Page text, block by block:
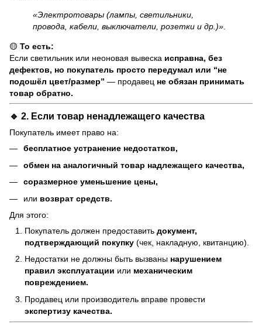
«Электротовары (лампы, светильники,
провода, кабели, выключатели, розетки и др.)»
🟡 То есть:
Если светильник или неоновая вывеска исправна, без
дефектов, но покупатель просто передумал или “не
подошёл цвет/размер” — продавец не обязан принимать
товар обратно.
🔹 2. Если товар ненадлежащего качества
Покупатель имеет право на:
бесплатное устранение недостатков,
обмен на аналогичный товар надлежащего качества,
соразмерное уменьшение цены,
или возврат средств.
Для этого:
Покупатель должен предоставить документ,
подтверждающий покупку (чек, накладную, квитанцию).
Недостатки не должны быть вызваны нарушением
правил эксплуатации или механическим
повреждением.
Продавец или производитель вправе провести
экспертизу качества.